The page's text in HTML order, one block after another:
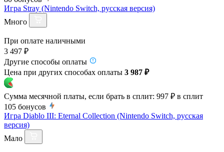
Игра Stray (Nintendo Switch, русская версия)
Много
При оплате наличными
3 497 ₽
Другие способы оплаты
Цена при других способах оплаты 3 987 ₽
Сумма месячной платы, если брать в сплит: 997 ₽ в сплит
105 бонусов
Игра Diablo III: Eternal Collection (Nintendo Switch, русская
версия)
Мало